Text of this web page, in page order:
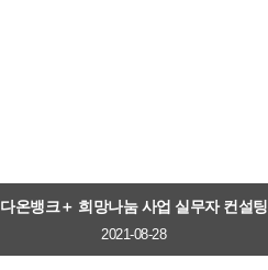
다온뱅크＋ 희망나눔 사업 실무자 컨설팅
2021-08-28